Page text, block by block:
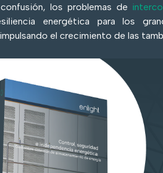
los problemas de
energética para los
el crecimiento de las